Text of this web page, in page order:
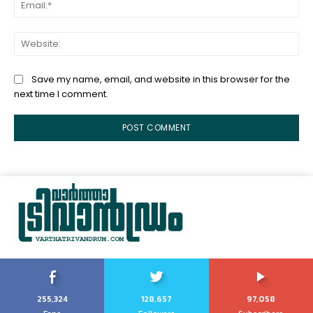
Save my name, email, and website in this browser for the
next time I comment.
255,324
128,657
97,058